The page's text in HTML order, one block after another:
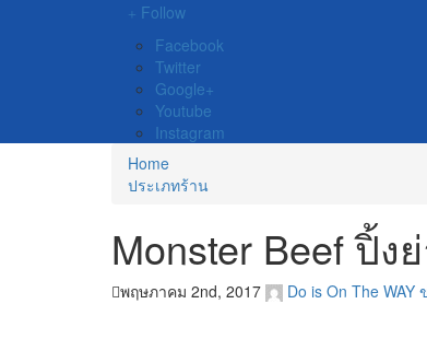
Follow
Facebook
Twitter
Google+
Youtube
Instagram
Home
ประเภทร้าน
Monster Beef ปิ้
พฤษภาคม 2nd, 2017 Do is On The WAY